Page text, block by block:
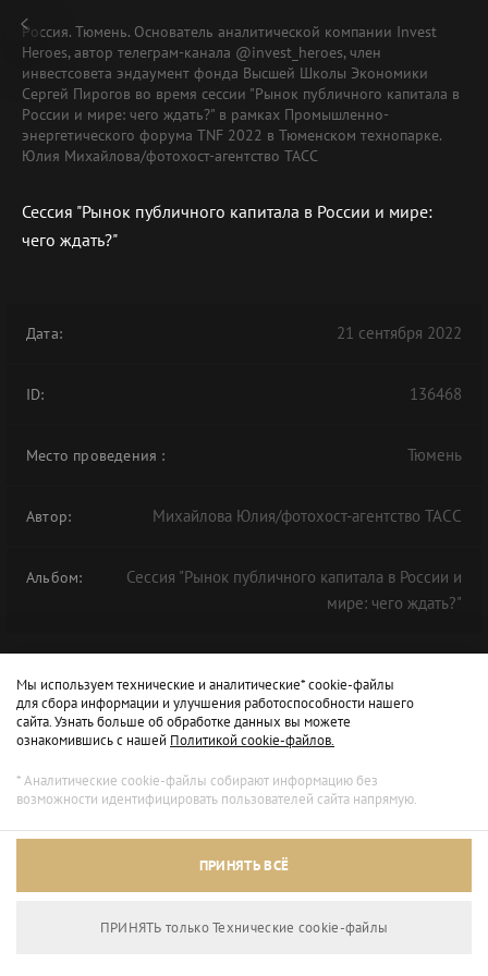
Россия. Тюмень. Основатель аналитической компании Invest
Heroes, автор телеграм-канала @invest_heroes, член
инвестсовета эндаумент фонда Высшей Школы Экономики
Сергей Пирогов во время сессии "Рынок публичного капитала в
России и мире: чего ждать?" в рамках Промышленно-
энергетического форума TNF 2022 в Тюменском технопарке.
Юлия Михайлова/фотохост-агентство ТАСС
Сессия "Рынок публичного капитала в России и мире:
чего ждать?"
Дата: 21 сентября 2022
ID: 136468
Место проведения : Тюмень
Автор: Михайлова Юлия/фотохост-агентство ТАСС
Альбом:
Сессия "Рынок публичного капитала в России и
мире: чего ждать?"
Мы используем технические и аналитические* cookie-файлы
для сбора информации и улучшения работоспособности нашего
сайта. Узнать больше об обработке данных вы можете
ознакомившись с нашей Политикой cookie-файлов.
* Аналитические cookie-файлы собирают информацию без
возможности идентифицировать пользователей сайта напрямую.
ПРИНЯТЬ ВСЁ
ПРИНЯТЬ только Технические сookie-файлы